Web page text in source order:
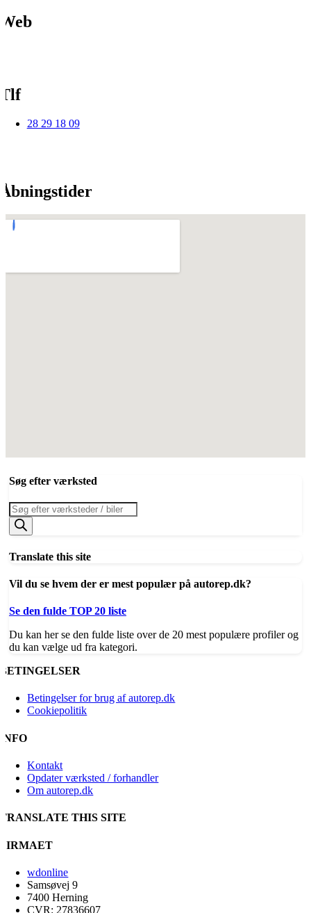
28 29 18 09
Søg efter værksted
Products
search
Translate this site
Vil du se hvem der er mest populær på autorep.dk?
Se den fulde TOP 20 liste
Du kan her se den fulde liste over de 20 mest populære profiler og
du kan vælge ud fra kategori.
BETINGELSER
Betingelser for brug af autorep.dk
Cookiepolitik
INFO
Kontakt
Opdater værksted / forhandler
Om autorep.dk
TRANSLATE THIS SITE
FIRMAET
wdonline
Samsøvej 9
7400 Herning
CVR: 27836607